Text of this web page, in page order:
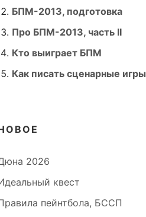
БПМ-2013, подготовка
Про БПМ-2013, часть II
Кто выиграет БПМ
Как писать сценарные игры
2026
квест
пейнтбола, БССП